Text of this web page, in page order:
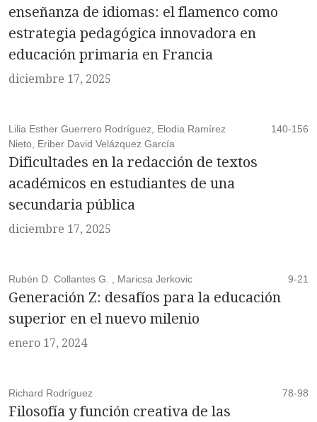
enseñanza de idiomas: el flamenco como
estrategia pedagógica innovadora en
educación primaria en Francia
diciembre 17, 2025
Lilia Esther Guerrero Rodríguez, Elodia Ramírez
Nieto, Eriber David Velázquez García
140-156
Dificultades en la redacción de textos
académicos en estudiantes de una
secundaria pública
diciembre 17, 2025
Rubén D. Collantes G. , Maricsa Jerkovic 9-21
Generación Z: desafíos para la educación
superior en el nuevo milenio
enero 17, 2024
Richard Rodríguez 78-98
Filosofía y función creativa de las